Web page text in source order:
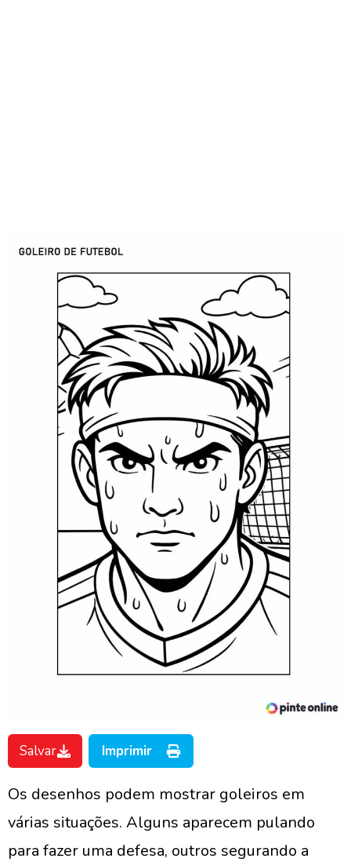
Salvar Imprimir
Os desenhos podem mostrar goleiros em
várias situações. Alguns aparecem pulando
para fazer uma defesa, outros segurando a